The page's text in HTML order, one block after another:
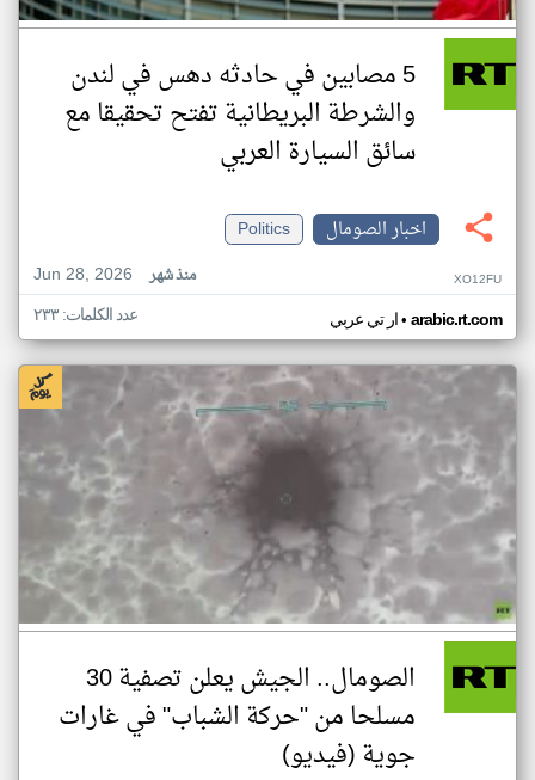
5 مصابين في حادثه دهس في لندن
والشرطة البريطانية تفتح تحقيقا مع
سائق السيارة العربي
اخبار الصومال
Politics
Jun 28, 2026
منذ شهر XO12FU
ار تي عربي• arabic.rt.com عدد الكلمات: ٢٣٣
الصومال.. الجيش يعلن تصفية 30
مسلحا من "حركة الشباب" في غارات
جوية (فيديو)